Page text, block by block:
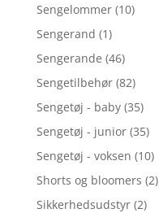
Sengelommer (10)
Sengerand (1)
Sengerande (46)
Sengetilbehør (82)
Sengetøj - baby (35)
Sengetøj - junior (35)
Sengetøj - voksen (10)
Shorts og bloomers (2)
Sikkerhedsudstyr (2)